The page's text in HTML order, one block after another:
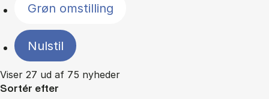
Grøn omstilling
Nulstil
Viser 27 ud af 75 nyheder
Sortér efter